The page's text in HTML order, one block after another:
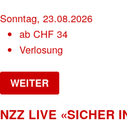
Sonntag, 23.08.2026
abCHF 34
Verlosung
WEITER
NZZ LIVE «SICHER